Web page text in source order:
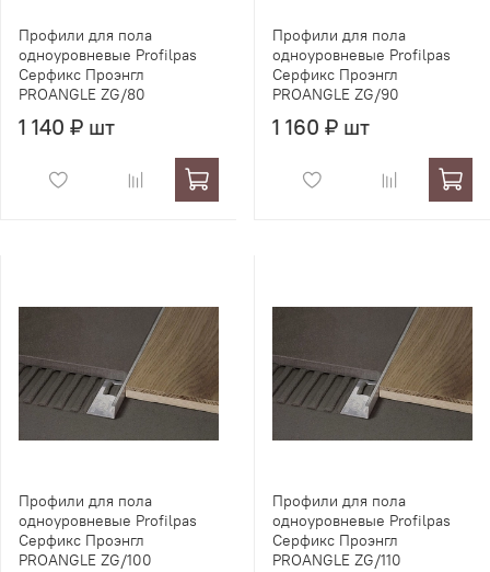
Профили для пола
одноуровневые Profilpas
Серфикс Проэнгл
PROANGLE ZG/80
1 140 ₽ шт
Профили для пола
одноуровневые Profilpas
Серфикс Проэнгл
PROANGLE ZG/90
1 160 ₽ шт
Профили для пола
одноуровневые Profilpas
Серфикс Проэнгл
PROANGLE ZG/100
Профили для пола
одноуровневые Profilpas
Серфикс Проэнгл
PROANGLE ZG/110